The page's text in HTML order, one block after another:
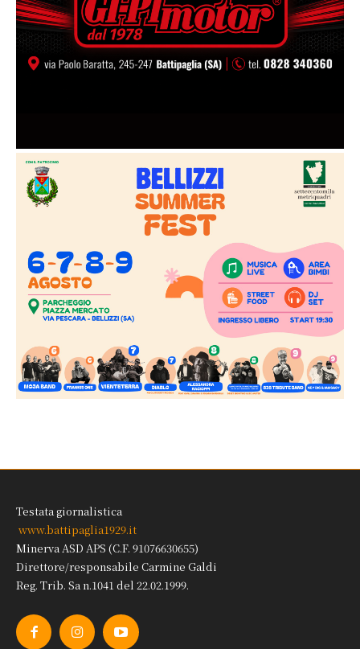
Testata giornalistica
www.battipaglia1929.it
Minerva ASD APS (C.F. 91076630655)
Direttore/responsabile Carmine Galdi
Reg. Trib. Sa n.1041 del 22.02.1999.